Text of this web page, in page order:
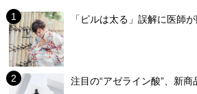
「ピルは太る」誤解に医師
注目の“アゼライン酸”、新商